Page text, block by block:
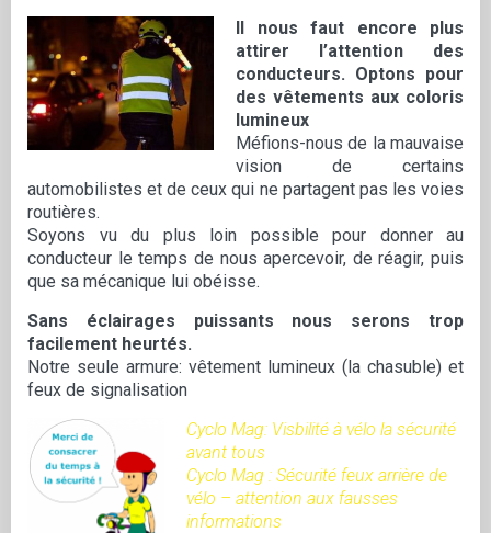
Il nous faut encore plus
attirer l’attention des
conducteurs. Optons pour
des vêtements aux coloris
lumineux
Méfions-nous de la mauvaise
vision de certains
automobilistes et de ceux qui ne partagent pas les voies
routières.
Soyons vu du plus loin possible pour donner au
conducteur le temps de nous apercevoir, de réagir, puis
que sa mécanique lui obéisse.
Sans éclairages puissants nous serons trop
facilement heurtés.
Notre seule armure: vêtement lumineux (la chasuble) et
feux de signalisation
Cyclo Mag: Visbilité à vélo la sécurité
avant tous
Cyclo Mag : Sécurité feux arrière de
vélo – attention aux fausses
informations